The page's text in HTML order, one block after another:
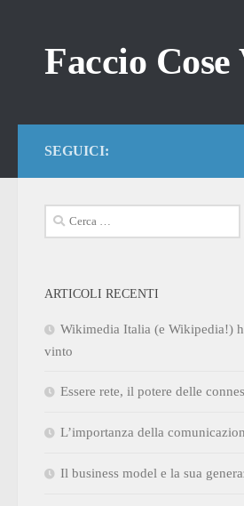
Faccio
SEGUICI:
Ricerca
per:
ARTICOLI RECENTI
Wikimedia Italia (e Wikipedia!)
vinto
Essere rete, il potere delle
L’importanza della
Il business model e la sua